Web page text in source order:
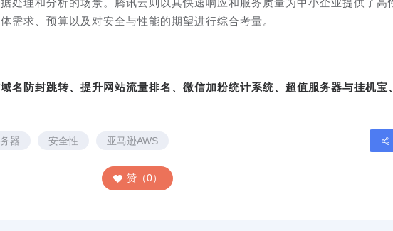
处理和分析的场景。腾讯云则以其快速响应和服务质量为中小企业提供了高
需求、预算以及对安全与性能的期望进行综合考量。
名防封跳转、提升网站流量排名、微信加粉统计系统、超值服务器与挂机宝
器 安全性 亚马逊AWS
赞（0）